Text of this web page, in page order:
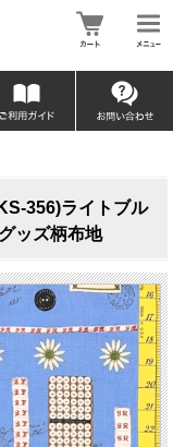
356)ライトブル
ッズ柄布地